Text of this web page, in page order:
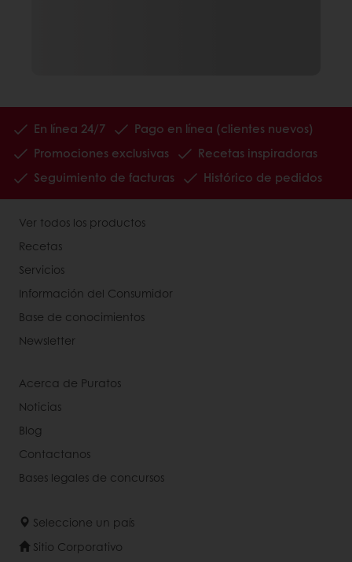
En línea 24/7
Pago en línea (clientes nuevos)
Promociones exclusivas
Recetas inspiradoras
Seguimiento de facturas
Histórico de pedidos
Ver todos los productos
Recetas
Servicios
Información del Consumidor
Base de conocimientos
Newsletter
Acerca de Puratos
Noticias
Blog
Contactanos
Bases legales de concursos
Seleccione un país
Sitio Corporativo